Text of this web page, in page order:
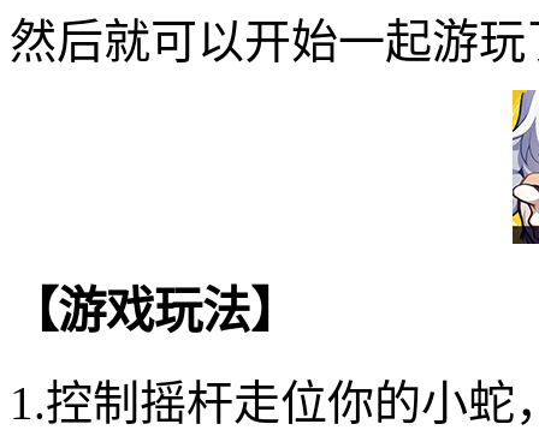
然后就可以开始一起游玩
【游戏玩法】
1.控制摇杆走位你的小